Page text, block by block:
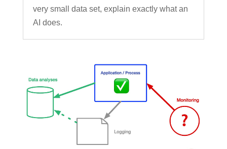
very small data set, explain exactly what an
AI does.